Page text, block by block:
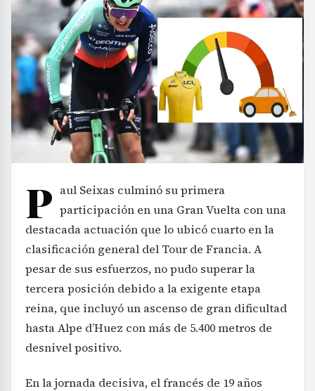
P aul Seixas culminó su primera
participación en una Gran Vuelta con una
destacada actuación que lo ubicó cuarto en la
clasificación general del Tour de Francia. A
pesar de sus esfuerzos, no pudo superar la
tercera posición debido a la exigente etapa
reina, que incluyó un ascenso de gran dificultad
hasta Alpe d’Huez con más de 5.400 metros de
desnivel positivo.
En la jornada decisiva, el francés de 19 años